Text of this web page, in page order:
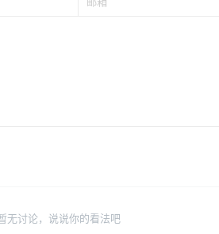
无讨论，说说你的看法吧